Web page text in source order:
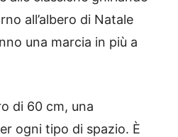
all’albero di Natale
una marcia in più a
di 60 cm, una
ogni tipo di spazio. È